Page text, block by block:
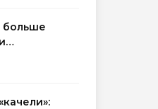
больше